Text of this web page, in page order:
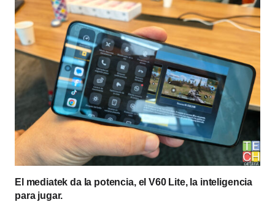
El mediatek da la potencia, el V60 Lite, la inteligencia
para jugar.